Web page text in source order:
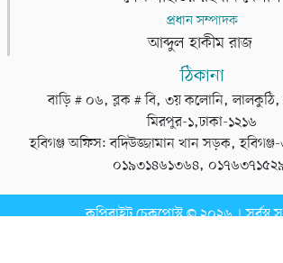
প্রধান সম্পাদক
আব্দুল হাকীম রাজ
ঠিকানা
বাড়ি # ০৬, ব্লক # বি, ৩য় কলোনি,
মিরপুর-১,ঢাকা-১২১৬
হবিগঞ্জ অফিস: বদিউজ্জামান খান সড়ক,
০১৯৩১৪৬১৩৬৪,
কপিরাইট চেকপোস্ট © ২০২৬ । সর্বস্ব